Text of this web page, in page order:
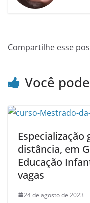
Compartilhe esse
Você
distância, em
Educação
vagas
24 de agosto de 2023